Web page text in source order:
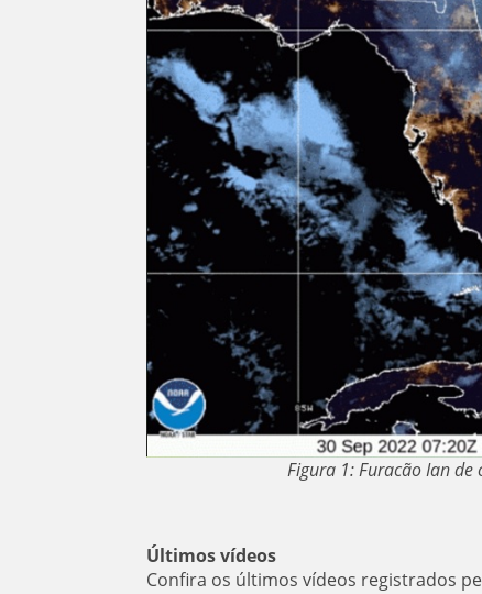
Figura 1: Furacão Ian de
Últimos vídeos
Confira os últimos vídeos registrados